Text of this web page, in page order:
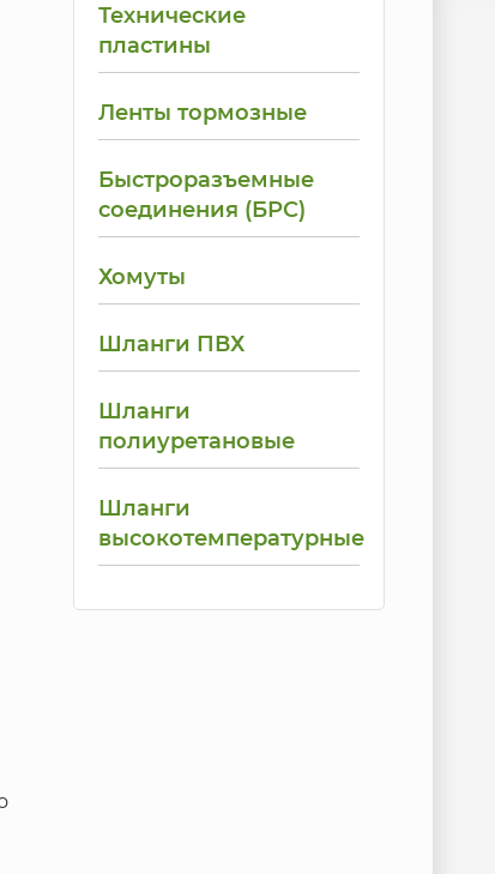
Технические
пластины
Ленты тормозные
Быстроразъемные
соединения (БРС)
Хомуты
Шланги ПВХ
Шланги
полиуретановые
Шланги
высокотемпературные